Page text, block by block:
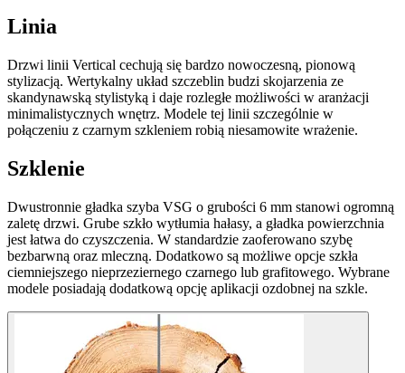
Linia
Drzwi linii Vertical cechują się bardzo nowoczesną, pionową
stylizacją. Wertykalny układ szczeblin budzi skojarzenia ze
skandynawską stylistyką i daje rozległe możliwości w aranżacji
minimalistycznych wnętrz. Modele tej linii szczególnie w
połączeniu z czarnym szkleniem robią niesamowite wrażenie.
Szklenie
Dwustronnie gładka szyba VSG o grubości 6 mm stanowi ogromną
zaletę drzwi. Grube szkło wytłumia hałasy, a gładka powierzchnia
jest łatwa do czyszczenia. W standardzie zaoferowano szybę
bezbarwną oraz mleczną. Dodatkowo są możliwe opcje szkła
ciemniejszego nieprzeziernego czarnego lub grafitowego. Wybrane
modele posiadają dodatkową opcję aplikacji ozdobnej na szkle.